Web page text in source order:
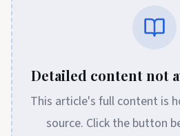
Detailed content not
This article's full content is
source. Click the button